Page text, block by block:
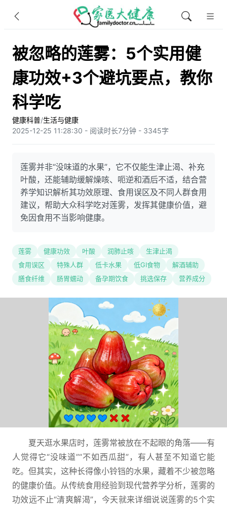
被忽略的莲雾：5个实用健
康功效+3个避坑要点，教你
科学吃
健康科普/生活与健康
2025-12-25 11:28:30 - 阅读时长7分钟 - 3345字
莲雾并非“没味道的水果”，它不仅能生津止渴、补充
叶酸，还能辅助缓解燥咳、呃逆和酒后不适，结合营
养学知识解析其功效原理、食用误区及不同人群食用
建议，帮助大众科学吃对莲雾，发挥其健康价值，避
免因食用不当影响健康。
莲雾 健康功效 叶酸 润肺止咳
生津止渴
食用误区
特殊人群 低卡水果 低GI食物
解酒辅助
膳食纤维
肠胃蠕动 备孕期饮食 挑选保存 营养成分
夏天逛水果店时，莲雾常被放在不起眼的角落——有
人觉得它“没味道”“不如西瓜甜”，有人甚至不知道它能
吃。但其实，这种长得像小铃铛的水果，藏着不少被忽略
的健康价值。从传统食用经验到现代营养学分析，莲雾的
功效远不止“清爽解渴”，今天就来详细说说莲雾的5个实